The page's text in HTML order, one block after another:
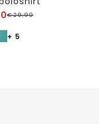
€29,99
+ 5